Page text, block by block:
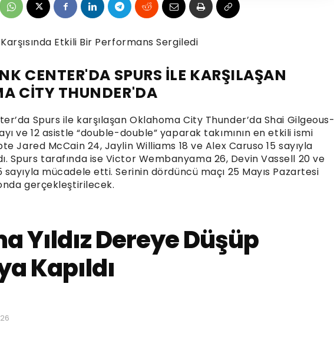
Etkili Bir Performans Sergiledi
CENTER'DA SPURS İLE KARŞILAŞAN
CİTY THUNDER'DA
Spurs ile karşılaşan Oklahoma City Thunder’da Shai Gilgeous-
ve 12 asistle “double-double” yaparak takımının en etkili ismi
Jared McCain 24, Jaylin Williams 18 ve Alex Caruso 15 sayıyla
Spurs tarafında ise Victor Wembanyama 26, Devin Vassell 20 ve
sayıyla mücadele etti. Serinin dördüncü maçı 25 Mayıs Pazartesi
gerçekleştirilecek.